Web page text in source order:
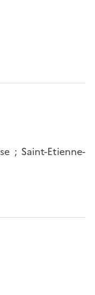
; Saint-Etienne-